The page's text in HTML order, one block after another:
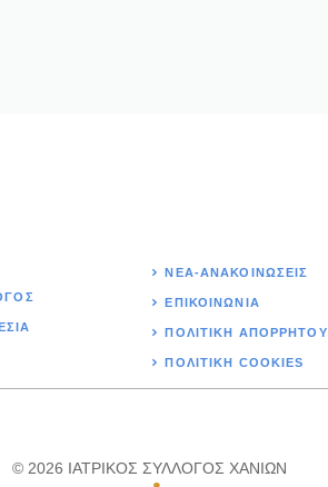
ΝΕΑ-ΑΝΑΚΟΙΝΩΣΕΙΣ
ΕΠΙΚΟΙΝΩΝΊΑ
ΠΟΛΙΤΙΚΉ ΑΠΟΡΡΗΤΟΥ
ΠΟΛΙΤΙΚΗ COOKIES
© 2026 ΙΑΤΡΙΚΟΣ ΣΥΛΛΟΓΟΣ ΧΑΝΙΩΝ